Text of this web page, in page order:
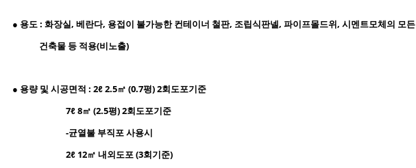
● 용도 : 화장실, 베란다, 용접이 불가능한 컨테이너 철판, 조립식판넬, 파이프몰드위, 시멘트모체의 모든
건축물 등 적용(비노출)
● 용량 및 시공면적 : 2ℓ 2.5㎡ (0.7평) 2회도포기준
7ℓ 8㎡ (2.5평) 2회도포기준
-균열불 부직포 사용시
2ℓ 12㎡ 내외도포 (3회기준)